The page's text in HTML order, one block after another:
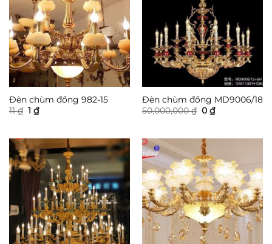
Đèn chùm đồng 982-15
11₫ Giá
gốc
1 ₫Giá
hiện
1 ₫.
Đèn chùm đồng MD9006/18
50,000,000₫ Giá
gốc
0 ₫Giá
hiện
0 ₫.